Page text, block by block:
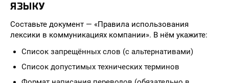
ЯЗЫКУ
Составьте документ — «Правила использования
лексики в коммуникациях компании». В нём укажите:
Список запрещённых слов (с альтернативами)
Список допустимых технических терминов